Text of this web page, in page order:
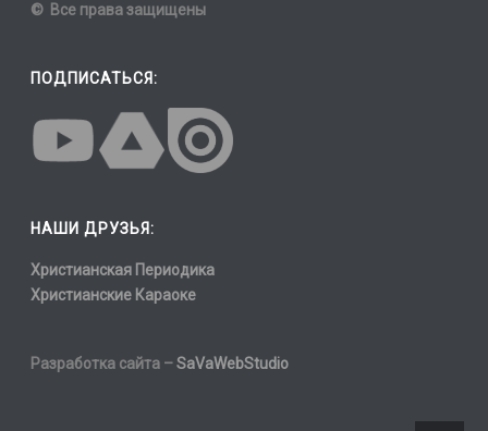
© Все права защищены
ПОДПИСАТЬСЯ:
НАШИ ДРУЗЬЯ:
Христианская Периодика
Христианские Караоке
Разработка сайта –SaVaWebStudio